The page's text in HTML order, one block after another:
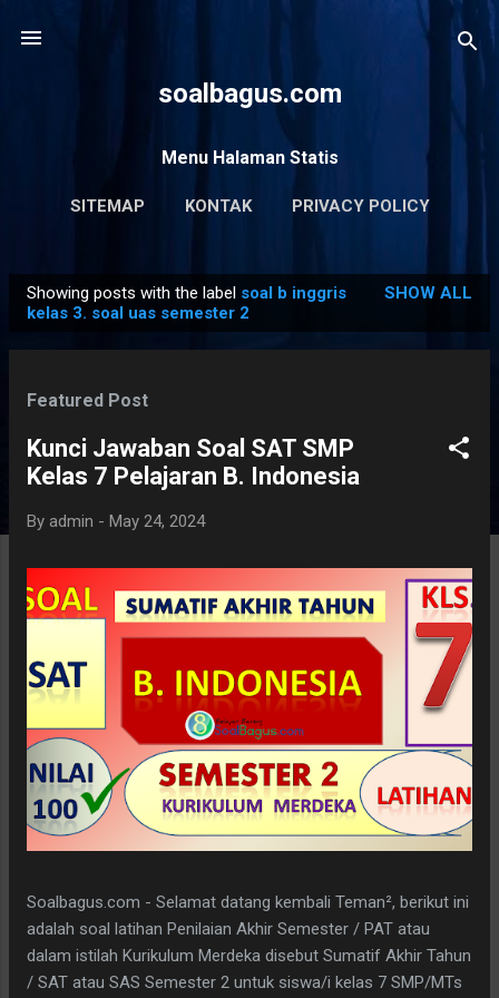
soalbagus.com
Menu Halaman Statis
SITEMAP KONTAK PRIVACY POLICY
Showing posts with the label soal b inggris
kelas 3. soal uas semester 2
SHOW ALL
Featured Post
Kunci Jawaban Soal SAT SMP
Kelas 7 Pelajaran B. Indonesia
By admin - May 24, 2024
Soalbagus.com - Selamat datang kembali Teman², berikut ini
adalah soal latihan Penilaian Akhir Semester / PAT atau
dalam istilah Kurikulum Merdeka disebut Sumatif Akhir Tahun
/ SAT atau SAS Semester 2 untuk siswa/i kelas 7 SMP/MTs